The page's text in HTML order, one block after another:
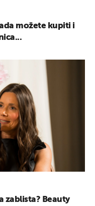
možete kupiti i
zablista? Beauty